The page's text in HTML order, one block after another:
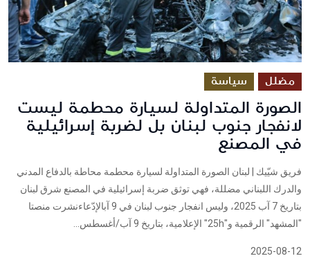
مضلل سياسة
الصورة المتداولة لسيارة محطمة ليست
لانفجار جنوب لبنان بل لضربة إسرائيلية
في المصنع
فريق شيّيك | لبنان الصورة المتداولة لسيارة محطمة محاطة بالدفاع المدني
والدرك اللبناني مضللة، فهي توثق ضربة إسرائيلية في المصنع شرق لبنان
بتاريخ 7 آب 2025، وليس انفجار جنوب لبنان في 9 آبالإدّعاءنشرت منصتا
"المشهد" الرقمية و"25h" الإعلامية، بتاريخ 9 آب/أغسطس...
2025-08-12